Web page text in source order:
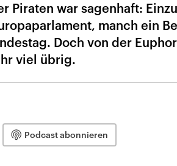
Piraten war sagenhaft:
manch ein
Doch von der
viel übrig.
Podcast abonnieren